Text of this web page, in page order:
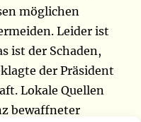
möglichen
Leider ist
ist der Schaden,
der Präsident
Lokale Quellen
bewaffneter